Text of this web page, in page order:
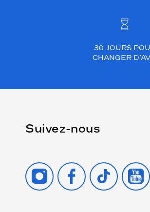
30 JOURS
CHANGER
Suivez-nous
INSTAGRAMFACEBOOK
TIKTOK